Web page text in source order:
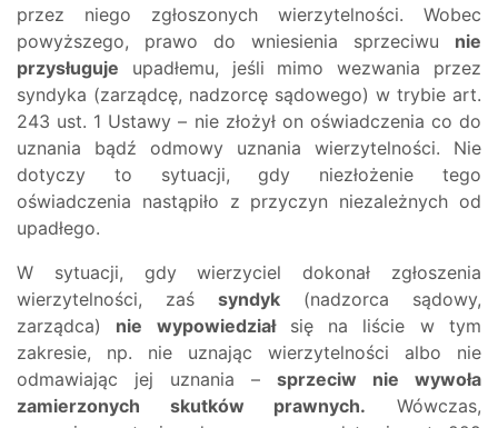
przez niego zgłoszonych wierzytelności. Wobec
powyższego, prawo do wniesienia sprzeciwu nie
przysługuje upadłemu, jeśli mimo wezwania przez
syndyka (zarządcę, nadzorcę sądowego) w trybie art.
243 ust. 1 Ustawy – nie złożył on oświadczenia co do
uznania bądź odmowy uznania wierzytelności. Nie
dotyczy to sytuacji, gdy niezłożenie tego
oświadczenia nastąpiło z przyczyn niezależnych od
upadłego.
W sytuacji, gdy wierzyciel dokonał zgłoszenia
wierzytelności, zaś syndyk (nadzorca sądowy,
zarządca) nie wypowiedziałsię na liście w tym
zakresie, np. nie uznając wierzytelności albo nie
odmawiając jej uznania – sprzeciw nie wywoła
zamierzonych skutków prawnych. Wówczas,